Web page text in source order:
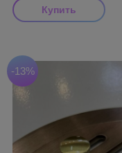
-13%